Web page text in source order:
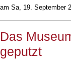
am Sa, 19. September
Das
geputzt